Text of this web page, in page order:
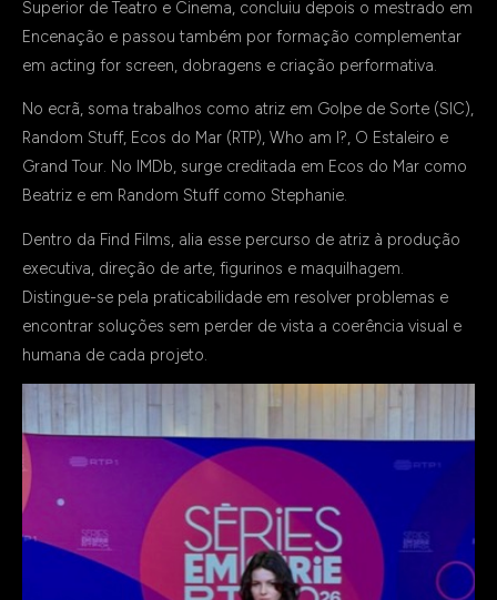
Superior de Teatro e Cinema, concluiu depois o mestrado em
Encenação e passou também por formação complementar
em acting for screen, dobragens e criação performativa.
No ecrã, soma trabalhos como atriz em Golpe de Sorte (SIC),
Random Stuff, Ecos do Mar (RTP), Who am I?, O Estaleiro e
Grand Tour. No IMDb, surge creditada em Ecos do Mar como
Beatriz e em Random Stuffcomo Stephanie.
Dentro da Find Films, alia esse percurso de atriz à produção
executiva, direção de arte, figurinos e maquilhagem.
Distingue-se pela praticabilidade em resolver problemas e
encontrar soluções sem perder de vista a coerência visual e
humana de cada projeto.